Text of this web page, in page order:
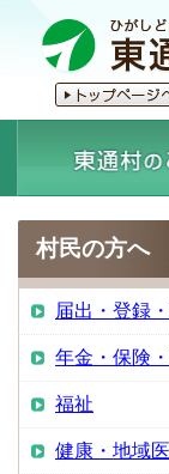
村民の方へ
届出・登録
年金・保険
福祉
健康・地域